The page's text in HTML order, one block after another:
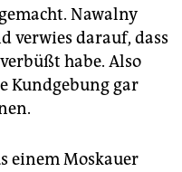
Nawalny
verwies darauf, dass
verbüßt habe. Also
Kundgebung gar
einem Moskauer